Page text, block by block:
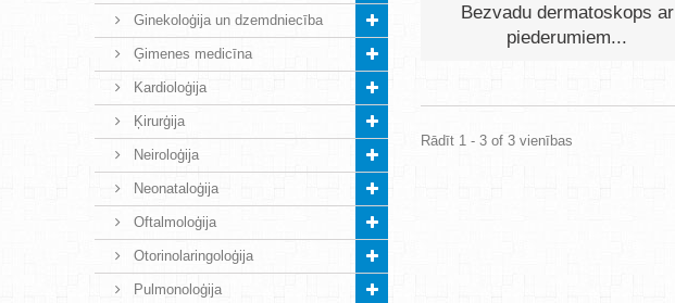
Ginekoloģija un dzemdniecība
Ģimenes medicīna
Kardioloģija
Ķirurģija
Neiroloģija
Neonataloģija
Oftalmoloģija
Otorinolaringoloģija
Pulmonoloģija
Bezvadu dermatoskops ar
piederumiem...
Rādīt 1 - 3 of 3 vienības